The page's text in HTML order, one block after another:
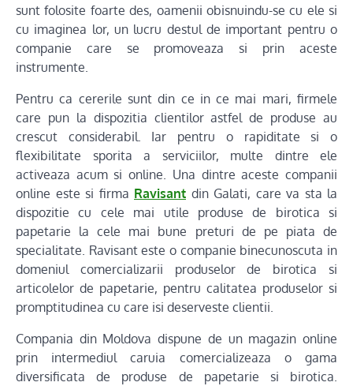
sunt folosite foarte des, oamenii obisnuindu-se cu ele si
cu imaginea lor, un lucru destul de important pentru o
companie care se promoveaza si prin aceste
instrumente.
Pentru ca cererile sunt din ce in ce mai mari, firmele
care pun la dispozitia clientilor astfel de produse au
crescut considerabil. Iar pentru o rapiditate si o
flexibilitate sporita a serviciilor, multe dintre ele
activeaza acum si online. Una dintre aceste companii
online este si firma Ravisant din Galati, care va sta la
dispozitie cu cele mai utile produse de birotica si
papetarie la cele mai bune preturi de pe piata de
specialitate. Ravisant este o companie binecunoscuta in
domeniul comercializarii produselor de birotica si
articolelor de papetarie, pentru calitatea produselor si
promptitudinea cu care isi deserveste clientii.
Compania din Moldova dispune de un magazin online
prin intermediul caruia comercializeaza o gama
diversificata de produse de papetarie si birotica.